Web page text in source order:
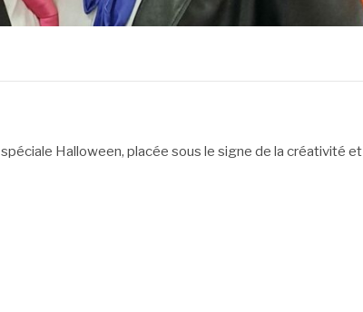
Halloween, placée sous le signe de la créativité et